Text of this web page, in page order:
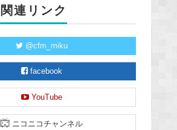
連リンク
@cfm_miku
facebook
YouTube
ニコニコチャンネル